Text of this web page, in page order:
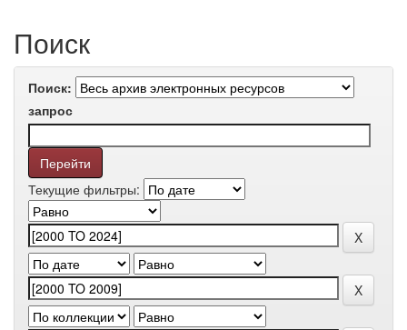
Поиск
Поиск:
запрос
Текущие фильтры: